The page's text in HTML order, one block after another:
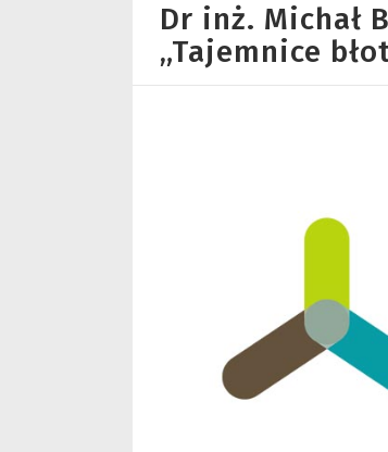
Dr inż. Michał
„Tajemnice